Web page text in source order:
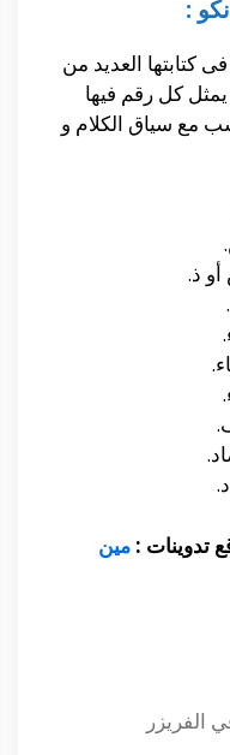
:
كتابتها العديد من
يمثل كل رقم فيها
مع سياق الكلام و
تدوينات : مين
الفريزر